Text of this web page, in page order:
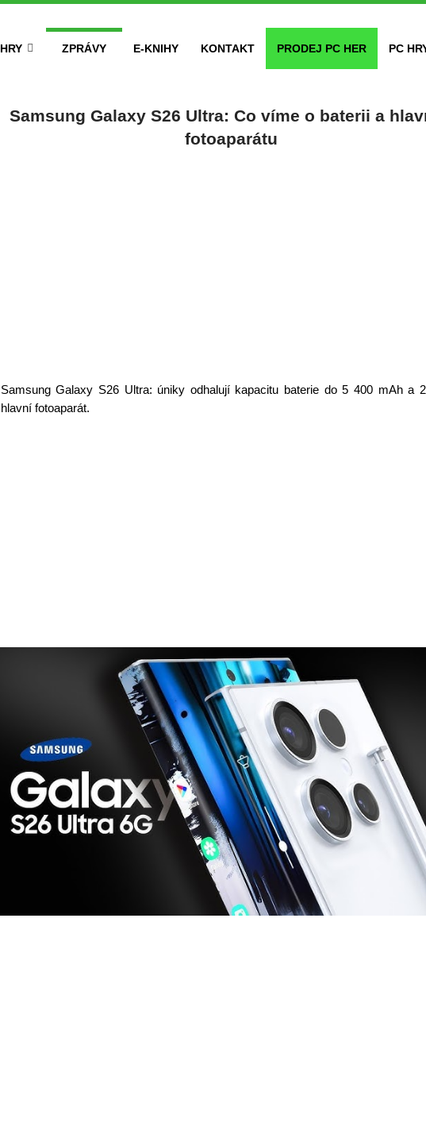
HRY ZPRÁVY E-KNIHY KONTAKT PRODEJ PC HER PC
Samsung Galaxy S26 Ultra: Co víme o baterii a
fotoaparátu
Samsung Galaxy S26 Ultra: úniky odhalují kapacitu baterie do 5 400 mAh a
hlavní fotoaparát.